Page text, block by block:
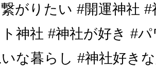
がりたい #開運神社
神社 #神社が好き #
な暮らし #神社好き